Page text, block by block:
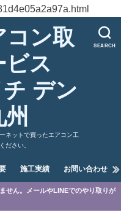
SEARCH
コン取
ビス
デン
ネットで買ったエアコン工
ださい。
施工実績 お問い合わせ
せん。メールやLINEでのやり取りが